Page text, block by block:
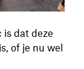
is dat deze
of je nu wel